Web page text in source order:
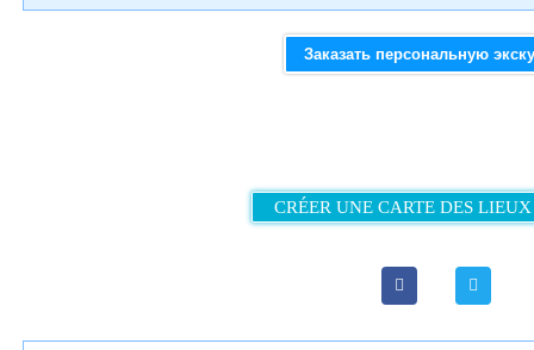
Заказать персональную
CRÉER UNE CARTE DES